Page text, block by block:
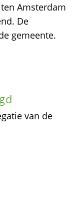
Amsterdam
De
gemeente.
van de